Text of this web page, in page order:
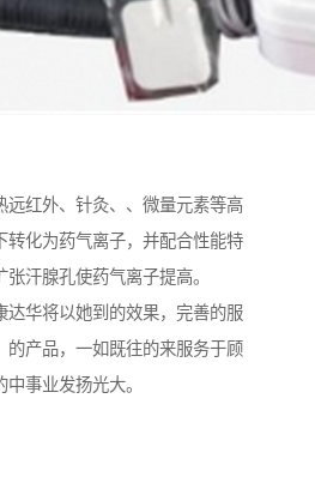
远红外、针灸、、微量元素等高
转化为药气离子，并配合性能特
汗腺孔使药气离子提高。
达华将以她到的效果，完善的服
的产品，一如既往的来服务于顾
事业发扬光大。